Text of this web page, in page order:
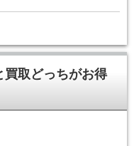
取どっちがお得